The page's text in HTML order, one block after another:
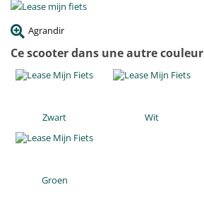
Agrandir
Ce scooter dans une autre couleur
Zwart Wit
Groen